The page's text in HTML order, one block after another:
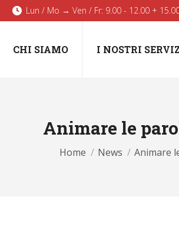
Lun / Mo → Ven / Fr: 9.00 - 12.00 +
CHI SIAMO I NOSTRI
Animare le
You are here:
Home News Animare